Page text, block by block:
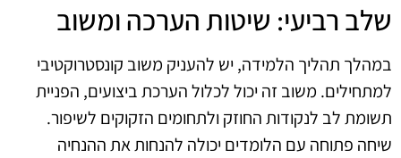
שלב רביעי: שיטות הערכה ומשוב
במהלך תהליך הלמידה, יש להעניק משוב קונסטרוקטיבי
למתחילים. משוב זה יכול לכלול הערכת ביצועים, הפניית
תשומת לב לנקודות החוזק ולתחומים הזקוקים לשיפור.
שיחה פתוחה עם הלומדים יכולה להנחות את ההנחיה